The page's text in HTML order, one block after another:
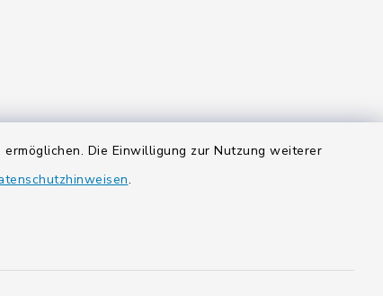
Die Einwilligung zur Nutzung weiterer
.